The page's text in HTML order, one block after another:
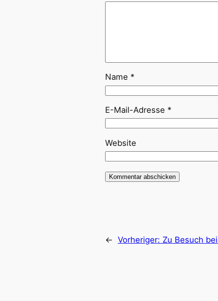
Name *
E-Mail-Adresse *
Website
← Vorheriger: Zu Besuch